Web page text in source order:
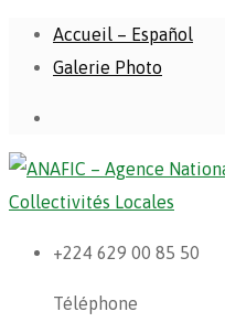
Accueil – Español
Galerie Photo
+224 629 00 85 50
Téléphone